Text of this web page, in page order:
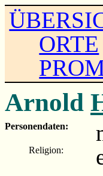
ORTE
Arnold
Personendaten:
Religion: